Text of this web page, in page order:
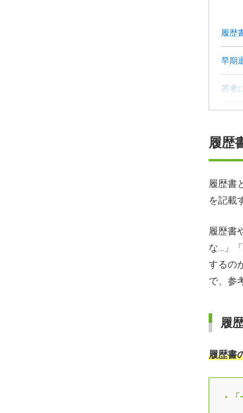
履歴
早期
若者
面接
早期
早期
履歴
履歴書
を記載
履歴書
な…」
するの
で、参
履
履歴書
・